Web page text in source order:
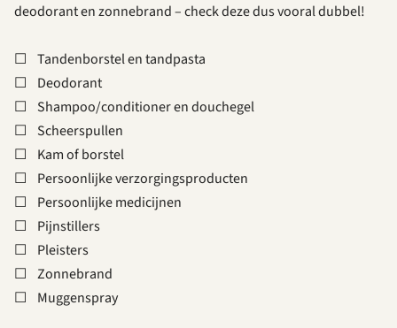
deodorant en zonnebrand – check deze dus vooral dubbel!
☐ Tandenborstel en tandpasta
☐ Deodorant
☐ Shampoo/conditioner en douchegel
☐ Scheerspullen
☐ Kam of borstel
☐ Persoonlijke verzorgingsproducten
☐ Persoonlijke medicijnen
☐ Pijnstillers
☐ Pleisters
☐ Zonnebrand
☐ Muggenspray